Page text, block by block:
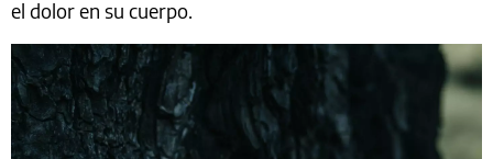
el dolor en su cuerpo.